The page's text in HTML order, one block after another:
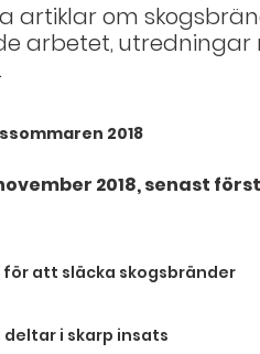
artiklar om
arbetet, utredningar
2018
2018, senast
att släcka skogsbränder
i skarp insats